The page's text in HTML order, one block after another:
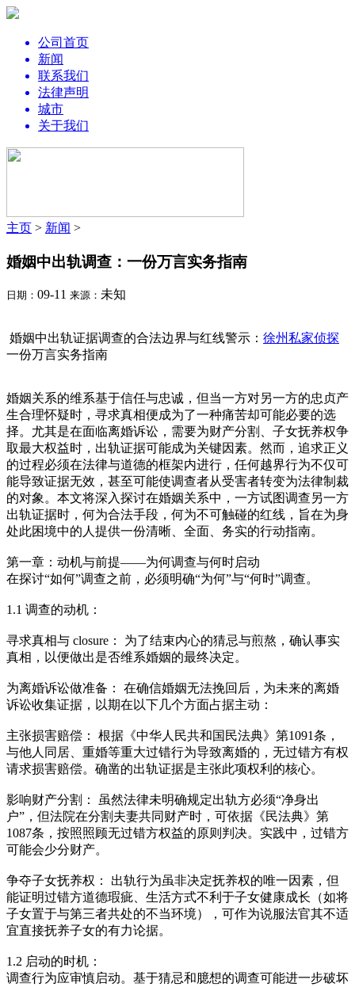
公司首页
新闻
联系我们
法律声明
城市
关于我们
主页 > 新闻 >
婚姻中出轨调查：一份万言实务指南
日期： 09-11 来源： 未知
婚姻中出轨证据调查的合法边界与红线警示： 徐州私家侦探
一份万言实务指南
婚姻关系的维系基于信任与忠诚，但当一方对另一方的忠贞产
生合理怀疑时，寻求真相便成为了一种痛苦却可能必要的选
择。尤其是在面临离婚诉讼，需要为财产分割、子女抚养权争
取最大权益时，出轨证据可能成为关键因素。然而，追求正义
的过程必须在法律与道德的框架内进行，任何越界行为不仅可
能导致证据无效，甚至可能使调查者从受害者转变为法律制裁
的对象。本文将深入探讨在婚姻关系中，一方试图调查另一方
出轨证据时，何为合法手段，何为不可触碰的红线，旨在为身
处此困境中的人提供一份清晰、全面、务实的行动指南。
第一章：动机与前提——为何调查与何时启动
在探讨“如何”调查之前，必须明确“为何”与“何时”调查。
1.1 调查的动机：
寻求真相与 closure： 为了结束内心的猜忌与煎熬，确认事实
真相，以便做出是否维系婚姻的最终决定。
为离婚诉讼做准备： 在确信婚姻无法挽回后，为未来的离婚
诉讼收集证据，以期在以下几个方面占据主动：
主张损害赔偿： 根据《中华人民共和国民法典》第1091条，
与他人同居、重婚等重大过错行为导致离婚的，无过错方有权
请求损害赔偿。确凿的出轨证据是主张此项权利的核心。
影响财产分割： 虽然法律未明确规定出轨方必须“净身出
户”，但法院在分割夫妻共同财产时，可依据《民法典》第
1087条，按照照顾无过错方权益的原则判决。实践中，过错方
可能会少分财产。
争夺子女抚养权： 出轨行为虽非决定抚养权的唯一因素，但
能证明过错方道德瑕疵、生活方式不利于子女健康成长（如将
子女置于与第三者共处的不当环境），可作为说服法官其不适
宜直接抚养子女的有力论据。
1.2 启动的时机：
调查行为应审慎启动。基于猜忌和臆想的调查可能进一步破坏